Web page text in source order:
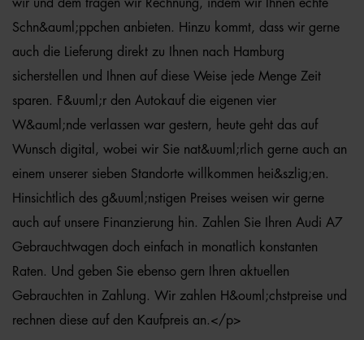
wir und dem tragen wir Rechnung, indem wir Ihnen echte
Schn&auml;ppchen anbieten. Hinzu kommt, dass wir gerne
auch die Lieferung direkt zu Ihnen nach Hamburg
sicherstellen und Ihnen auf diese Weise jede Menge Zeit
sparen. F&uuml;r den Autokauf die eigenen vier
W&auml;nde verlassen war gestern, heute geht das auf
Wunsch digital, wobei wir Sie nat&uuml;rlich gerne auch an
einem unserer sieben Standorte willkommen hei&szlig;en.
Hinsichtlich des g&uuml;nstigen Preises weisen wir gerne
auch auf unsere Finanzierung hin. Zahlen Sie Ihren Audi A7
Gebrauchtwagen doch einfach in monatlich konstanten
Raten. Und geben Sie ebenso gern Ihren aktuellen
Gebrauchten in Zahlung. Wir zahlen H&ouml;chstpreise und
rechnen diese auf den Kaufpreis an.</p>